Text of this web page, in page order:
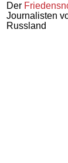
Der
Journalisten
Russland